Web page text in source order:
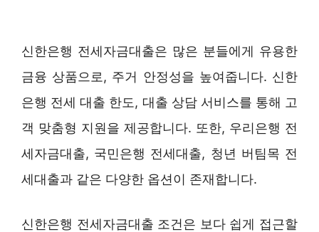
신한은행 전세자금대출은 많은 분들에게 유용한
금융 상품으로, 주거 안정성을 높여줍니다. 신한
은행 전세 대출 한도, 대출 상담 서비스를 통해 고
객 맞춤형 지원을 제공합니다. 또한, 우리은행 전
세자금대출, 국민은행 전세대출, 청년 버팀목 전
세대출과 같은 다양한 옵션이 존재합니다.
신한은행 전세자금대출 조건은 보다 쉽게 접근할